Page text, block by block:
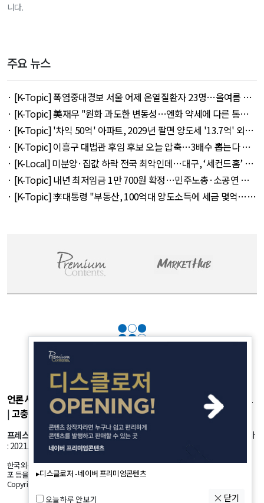
니다.
주요 뉴스
· [K-Topic] 폭염중대경보 서울 어제 온열질환자 23명…올여름 최
다 외 33건 - August 5, 2026
· [K-Topic] 美재무 "원화 과도한 변동성…엔화 약세에 다른 통화
뒤따를 것" 외 50건 - August 5, 2026
· [K-Topic] '차익 50억' 아파트, 2029년 팔면 양도세 '13.7억' 외
20건 - August 4, 2026
· [K-Topic] 이흥구 대법관 후임 후보 오늘 압축…3배수 뽑는다 외
21건 - August 4, 2026
· [K-Local] 미분양·집값 하락 전국 최악인데…대구, ‘세컨드홈’ 특
례서 빠졌다 외 11건 - August 5, 2026
· [K-Topic] 내년 최저임금 1만 700원 확정…민주노총·소공연 이
의 불수용 외 44건 - August 5, 2026
· [K-Topic] 李대통령 "부동산, 100억대 양도소득에 세금 몇억…형
▸디스클로저 - 네이버 프리미엄콘텐츠
오늘 하루 안 보기 닫기
언론사소개 |개인정보취급방침|광고후원 부가서비스|기사제보
|고충처리 |청소년보호정책
프레스룸
: 서울시 강서구 공항대로 45길 25 등록번호: 서울 아53981 등록일자
: 2021.10.18 발행인: 정유란 편집인: 신한진
한국외신뉴스의 모든 콘텐츠(기사)는 저작권법의 보호를 받는바, 무단 전재, 복사, 배
포 등을 금합니다.
Copyright by K-NEWS. All Rights Reserved.